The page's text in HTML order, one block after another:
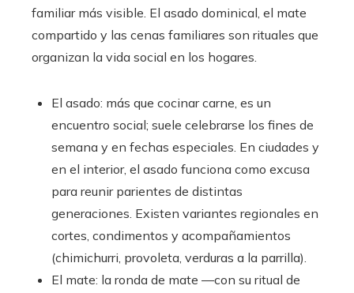
familiar más visible. El asado dominical, el mate
compartido y las cenas familiares son rituales que
organizan la vida social en los hogares.
El asado: más que cocinar carne, es un
encuentro social; suele celebrarse los fines de
semana y en fechas especiales. En ciudades y
en el interior, el asado funciona como excusa
para reunir parientes de distintas
generaciones. Existen variantes regionales en
cortes, condimentos y acompañamientos
(chimichurri, provoleta, verduras a la parrilla).
El mate: la ronda de mate —con su ritual de